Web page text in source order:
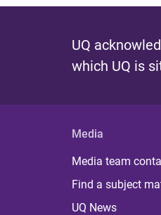
UQ
which UQ is
Media
Media team
Find a subject
UQ News